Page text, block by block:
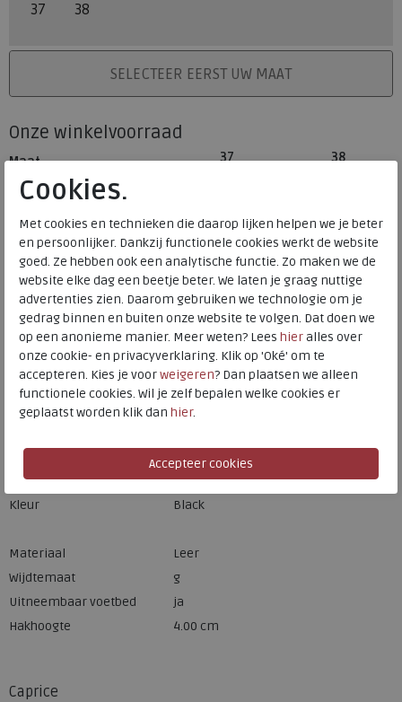
Caprice
37 38
PLAATS IN WINKELMANDSELECTEER EERST UW MAAT
Onze winkelvoorraad
Maat 37
38
Meijerink Heemskerk
HEEMSKERK
HOORN
Hulp nodig? bel: 0229 760 760
Gratis verzending binnen Nederland*
Voor 14:00 uur besteld = dezelfde werkdag verzonden*
Altijd retourneren, binnen 1 werkdag terugbetaald
9-23701-41-03F
Bestelcode
230.01.000050
Kleur
Black
Materiaal
Leer
Wijdtemaat
g
Uitneembaar voetbed
ja
Hakhoogte
4.00 cm
Cookies.
Met cookies en technieken die daarop lijken helpen we je beter
en persoonlijker. Dankzij functionele cookies werkt de website
goed. Ze hebben ook een analytische functie. Zo maken we de
website elke dag een beetje beter. We laten je graag nuttige
advertenties zien. Daarom gebruiken we technologie om je
gedrag binnen en buiten onze website te volgen. Dat doen we
op een anonieme manier. Meer weten? Lees hieralles over
onze cookie- en privacyverklaring. Klik op 'Oké' om te
accepteren. Kies je voorweigeren? Dan plaatsen we alleen
functionele cookies. Wil je zelf bepalen welke cookies er
geplaatst worden klik dan hier.